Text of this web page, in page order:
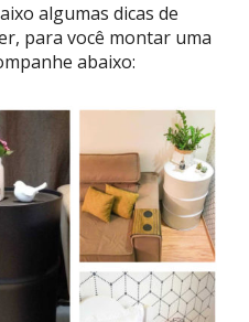
algumas dicas de
para você montar uma
abaixo: